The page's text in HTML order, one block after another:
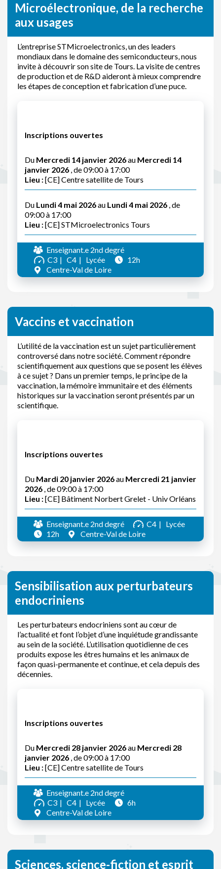
Microélectronique, de la recherche
aux usages
L’entreprise STMicroelectronics, un des leaders
mondiaux dans le domaine des semiconducteurs, nous
invite à découvrir son site de Tours. La visite de centres
de production et de R&D aideront à mieux comprendre
les étapes de conception et fabrication d’une puce.
Inscriptions ouvertes
Du Mercredi 14 janvier 2026au Mercredi 14
janvier 2026 , de 09:00 à 17:00
Lieu :[CE] Centre satellite de Tours
Du Lundi 4 mai 2026au Lundi 4 mai 2026 , de
09:00 à 17:00
Lieu :[CE] STMicroelectronics Tours
Enseignant.e 2nd degré
C3
C4 Lycée
12h
Centre-Val de Loire
Vaccins et vaccination
L’utilité de la vaccination est un sujet particulièrement
controversé dans notre société. Comment répondre
scientifiquement aux questions que se posent les élèves
à ce sujet ? Dans un premier temps, le principe de la
vaccination, la mémoire immunitaire et des éléments
historiques sur la vaccination seront présentés par un
scientifique.
Inscriptions ouvertes
Du Mardi 20 janvier 2026au Mercredi 21 janvier
2026 , de 09:00 à 17:00
Lieu :[CE] Bâtiment Norbert Grelet - Univ Orléans
Enseignant.e 2nd degré C4
Lycée
12h
Centre-Val de Loire
Sensibilisation aux perturbateurs
endocriniens
Les perturbateurs endocriniens sont au cœur de
l’actualité et font l’objet d’une inquiétude grandissante
au sein de la société. L’utilisation quotidienne de ces
produits expose les êtres humains et les animaux de
façon quasi-permanente et continue, et cela depuis des
décennies.
Inscriptions ouvertes
Du Mercredi 28 janvier 2026au Mercredi 28
janvier 2026 , de 09:00 à 17:00
Lieu :[CE] Centre satellite de Tours
Enseignant.e 2nd degré
C3
C4 Lycée
6h
Centre-Val de Loire
Sciences, science-fiction et esprit